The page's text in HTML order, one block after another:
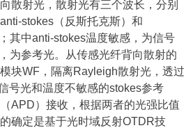
散射光，散射光有三个波长，分别
stokes（反斯托克斯）和
其中anti-stokes温度敏感，为信号
为参考光。从传感光纤背向散射的
块WF，隔离Rayleigh散射光，透过
号光和温度不敏感的stokes参考
APD）接收，根据两者的光强比值
确定是基于光时域反射OTDR技